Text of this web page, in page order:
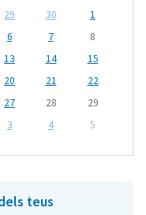
29 30
1
6 7
8
13 14
15
20 21
22
27 28
29
3 4 5
teus